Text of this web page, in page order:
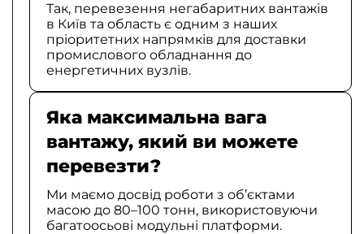
Так, перевезення негабаритних вантажів
в Київ та область є одним з наших
пріоритетних напрямків для доставки
промислового обладнання до
енергетичних вузлів.
Яка максимальна вага
вантажу, який ви можете
перевезти?
Ми маємо досвід роботи з об’єктами
масою до 80–100 тонн, використовуючи
багатоосьові модульні платформи.